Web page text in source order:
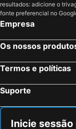
resultados: adicione o
fonte preferencial no
Empresa
Os nossos
Termos e políticas
Suporte
Inicie